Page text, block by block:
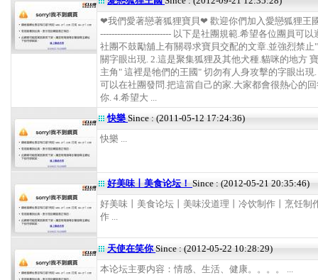
❤我們愛著戀著狐狸寶貝❤ 歡迎你們加入愛戀狐狸王
------------------------- 以下是社團規範.希望各位團員可以
社團不鼓勵舖上有關尋求寶貝交配的文章.並強烈禁止
關字眼出現. 2.這是聚集狐狸及其他犬種.貓咪的地方
主角" 這裡是牠們的王國" 切勿有人身攻擊的字眼出現
可以在社團發問.把這當自己的家.大家都會很熱心的
你. 4.希望大 ...
快樂 Since : (2011-05-12 17:24:36)
快樂 ...
好美味丨美食论坛！ Since : (2012-05-21 20:35:46)
好美味丨美食论坛丨美味没道理丨冷饮制作丨烹饪制
作 ...
天使在笑你Since : (2012-05-22 10:28:29)
本论坛主要内容：情感、生活、健康。。。。 ...